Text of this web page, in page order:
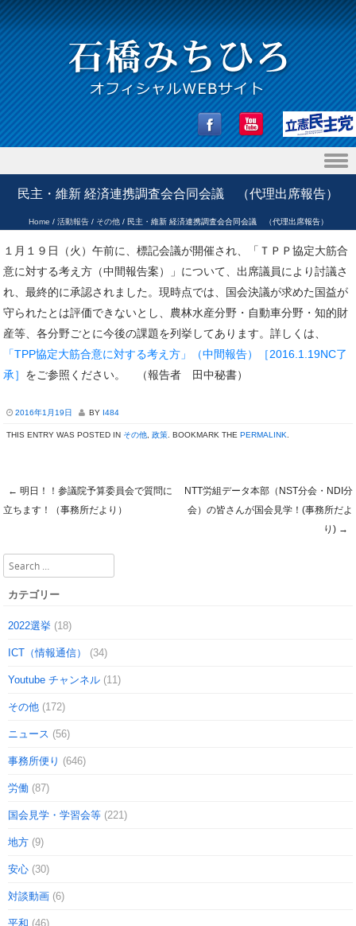
Skip to content
民主・維新 経済連携調査会合同会議 （代理出席報告）
Home /活動報告 / その他 / 民主・維新 経済連携調査会合同会議 （代理出席報告）
１月１９日（火）午前に、標記会議が開催され、「ＴＰＰ協定大筋合
意に対する考え方（中間報告案）」について、出席議員により討議さ
れ、最終的に承認されました。現時点では、国会決議が求めた国益が
守られたとは評価できないとし、農林水産分野・自動車分野・知的財
産等、各分野ごとに今後の課題を列挙してあります。詳しくは、
「TPP協定大筋合意に対する考え方」（中間報告）［2016.1.19NC了
承］ をご参照ください。 （報告者 田中秘書）
2016年1月19日 BY I484
THIS ENTRY WAS POSTED IN その他 政策 . BOOKMARK THE PERMALINK
Post navigation
← 明日！！参議院予算委員会で質問に
立ちます！（事務所だより）
NTT労組データ本部（NST分会・NDI分
会）の皆さんが国会見学！(事務所だよ
り) →
Search
カテゴリー
2022選挙 (18)
ICT（情報通信） (34)
Youtube チャンネル (11)
その他 (172)
ニュース (56)
事務所便り (646)
労働 (87)
国会見学・学習会等 (221)
地方 (9)
安心 (30)
対談動画 (6)
平和 (46)